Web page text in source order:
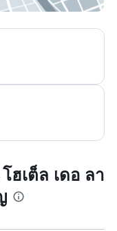
ฮเต็ล เดอ ลา